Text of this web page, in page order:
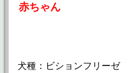
赤ちゃん
犬種：ビションフリーゼ